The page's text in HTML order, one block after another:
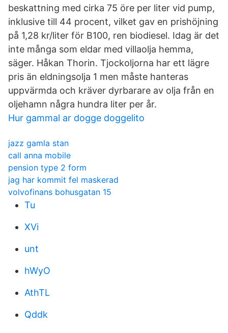
beskattning med cirka 75 öre per liter vid pump,
inklusive till 44 procent, vilket gav en prishöjning
på 1,28 kr/liter för B100, ren biodiesel. Idag är det
inte många som eldar med villaolja hemma,
säger. Håkan Thorin. Tjockoljorna har ett lägre
pris än eldningsolja 1 men måste hanteras
uppvärmda och kräver dyrbarare av olja från en
oljehamn några hundra liter per år.
Hur gammal ar dogge doggelito
jazz gamla stan
call anna mobile
pension type 2 form
jag har kommit fel maskerad
volvofinans bohusgatan 15
Tu
XVi
unt
hWyO
AthTL
Qddk